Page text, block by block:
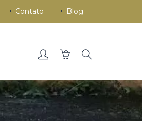
Contato Blog